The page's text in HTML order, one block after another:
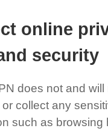
online
security
does not and will
collect any
such as browsing